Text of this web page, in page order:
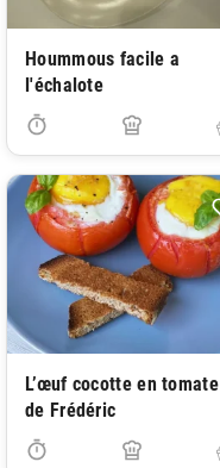
Hoummous facile a
l'échalote
L’œuf cocotte en tomate
de Frédéric